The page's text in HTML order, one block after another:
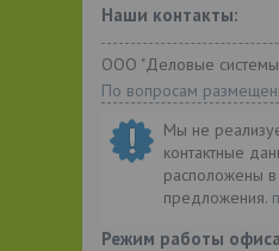
Наши контакты:
ООО "Деловые системы
По вопросам
Мы не
контактные
расположены
предложения.
Режим работы